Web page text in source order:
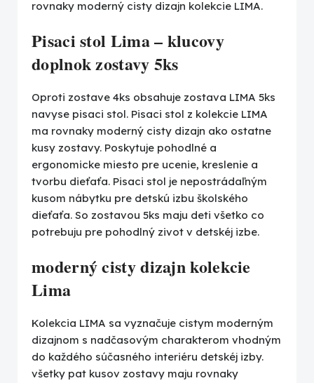
rovnaky moderný cisty dizajn kolekcie LIMA.
Pisaci stol Lima – klucovy
doplnok zostavy 5ks
Oproti zostave 4ks obsahuje zostava LIMA 5ks
navyse pisaci stol. Pisaci stol z kolekcie LIMA
ma rovnaky moderný cisty dizajn ako ostatne
kusy zostavy. Poskytuje pohodlné a
ergonomicke miesto pre ucenie, kreslenie a
tvorbu dieťaťa. Pisaci stol je nepostrádaľným
kusom nábytku pre detskú izbu školského
dieťaťa. So zostavou 5ks maju deti všetko co
potrebuju pre pohodlný zivot v detskéj izbe.
moderný cisty dizajn kolekcie
Lima
Kolekcia LIMA sa vyznačuje cistym moderným
dizajnom s nadčasovým charakterom vhodným
do každého súčasného interiéru detskéj izby.
všetky pat kusov zostavy maju rovnaky